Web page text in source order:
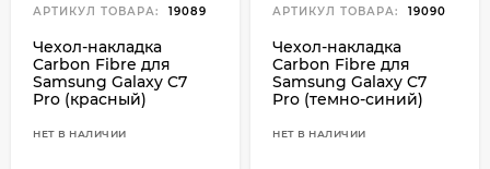
АРТИКУЛ ТОВАРА: 19089
Чехол-накладка
Carbon Fibre для
Samsung Galaxy C7
Pro (красный)
НЕТ В НАЛИЧИИ
АРТИКУЛ ТОВАРА: 19090
Чехол-накладка
Carbon Fibre для
Samsung Galaxy C7
Pro (темно-синий)
НЕТ В НАЛИЧИИ